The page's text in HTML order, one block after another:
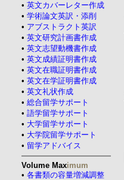
• 英文カバーレター作成
• 学術論文英訳・添削
• アブストラクト英訳
• 英文研究計画書作成
• 英文志望動機書作成
• 英文成績証明書作成
• 英文在職証明書作成
• 英文在学証明書作成
• 英文礼状作成
• 総合留学サポート
• 語学留学サポート
• 大学留学サポート
• 大学院留学サポート
• 留学アドバイス
Volume Maximum
• 各書類の容量増減調整